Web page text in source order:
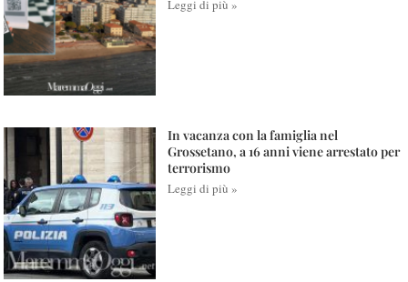
Leggi di più »
In vacanza con la famiglia nel
Grossetano, a 16 anni viene arrestato per
terrorismo
Leggi di più »